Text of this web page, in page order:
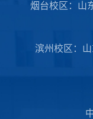
烟台校区：山
滨州校区：